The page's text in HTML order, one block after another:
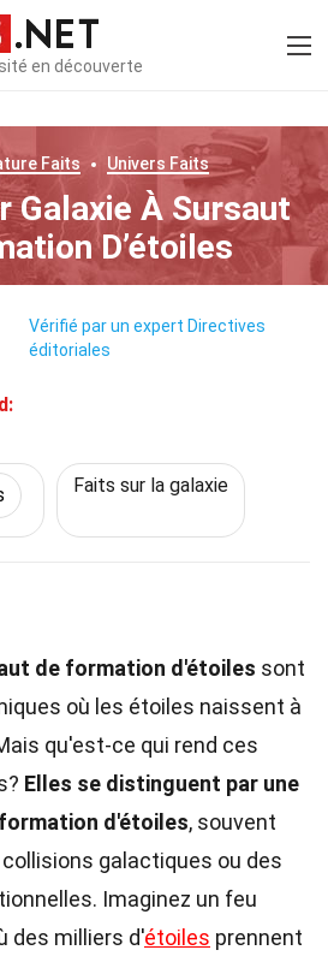
en découverte
Faits Univers Faits
Galaxie À Sursaut
D’étoiles
Vérifié par un expert Directives
éditoriales
Faits sur la galaxie
de formation d'étoiles sont
où les étoiles naissent à
qu'est-ce qui rend ces
Elles se distinguent par une
d'étoiles, souvent
galactiques ou des
Imaginez un feu
des milliers d'étoiles prennent